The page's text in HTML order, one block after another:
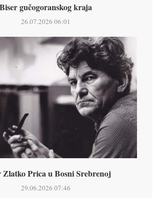
Biser gučogoranskog kraja
26.07.2026 06:01
Prica u Bosni Srebrenoj
29.06.2026 07:46